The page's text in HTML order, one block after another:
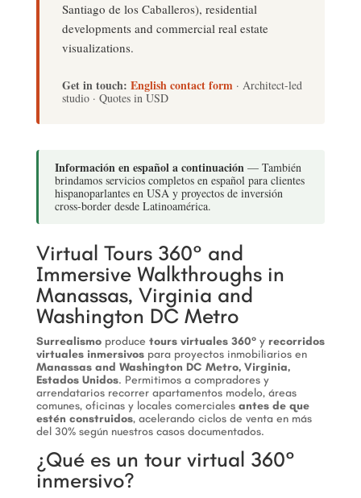
Santiago de los Caballeros), residential
developments and commercial real estate
visualizations.
Get in touch: English contact form· Architect-led
studio · Quotes in USD
Información en español a continuación— También
brindamos servicios completos en español para clientes
hispanoparlantes en USA y proyectos de inversión
cross-border desde Latinoamérica.
Virtual Tours 360° and
Immersive Walkthroughs in
Manassas, Virginia and
Washington DC Metro
Surrealismoproduce tours virtuales 360°y recorridos
virtuales inmersivospara proyectos inmobiliarios en
Manassas and Washington DC Metro, Virginia,
Estados Unidos. Permitimos a compradores y
arrendatarios recorrer apartamentos modelo, áreas
comunes, oficinas y locales comerciales antes de que
estén construidos, acelerando ciclos de venta en más
del 30% según nuestros casos documentados.
¿Qué es un tour virtual 360°
inmersivo?